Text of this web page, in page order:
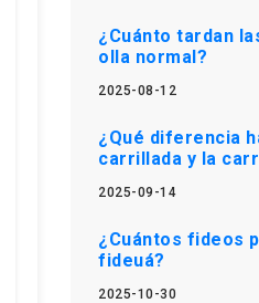
¿Cuánto tardan
olla normal?
2025-08-12
¿Qué diferencia
carrillada y la
2025-09-14
¿Cuántos fideos
fideuá?
2025-10-30